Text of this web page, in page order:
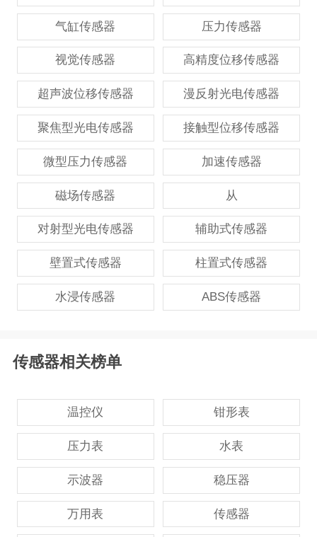
气缸传感器 压力传感器
视觉传感器 高精度位移传感器
超声波位移传感器 漫反射光电传感器
聚焦型光电传感器 接触型位移传感器
微型压力传感器 加速传感器
磁场传感器 从
对射型光电传感器 辅助式传感器
壁置式传感器 柱置式传感器
水浸传感器 ABS传感器
传感器相关榜单
温控仪 钳形表
压力表 水表
示波器 稳压器
万用表 传感器